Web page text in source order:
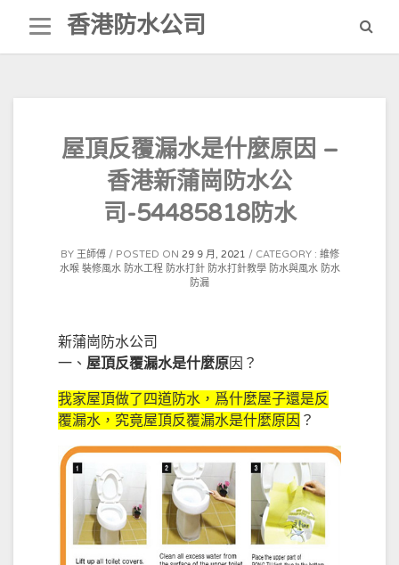
content
香港防水公司
屋頂反覆漏水是什麼原因 –
香港新蒲崗防水公
司-54485818防水
BY 王師傅 POSTED ON 29 9 月, 2021 CATEGORY : 維修
水喉 裝修風水 防水工程 防水打針 防水打針教學 防水與風水 防水
防漏
新蒲崗防水公司
一、 屋頂反覆漏水是什麼原因？
我家屋頂做了四道防水，爲什麼屋子還是反
覆漏水，究竟屋頂反覆漏水是什麼原因 ？